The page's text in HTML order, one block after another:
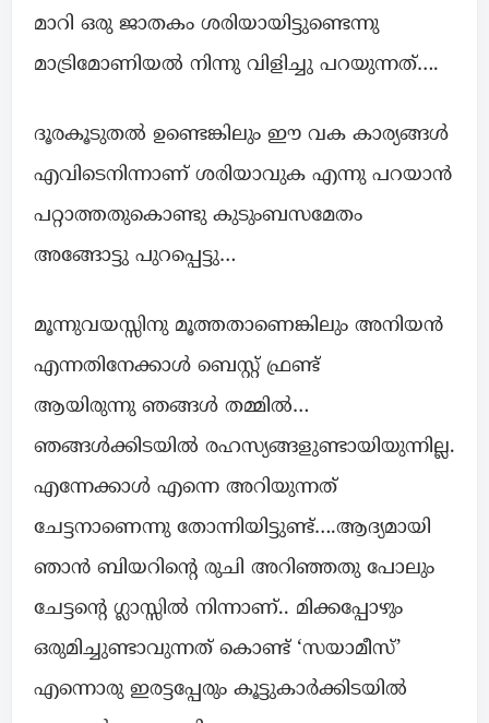
മാറി ഒരു ജാതകം ശരിയായിട്ടുണ്ടെന്നു
മാട്രിമോണിയൽ നിന്നു വിളിച്ചു പറയുന്നത്….
ദൂരകൂടുതൽ ഉണ്ടെങ്കിലും ഈ വക കാര്യങ്ങൾ
എവിടെനിന്നാണ് ശരിയാവുക എന്നു പറയാൻ
പറ്റാത്തതുകൊണ്ടു കുടുംബസമേതം
അങ്ങോട്ടു പുറപ്പെട്ടു…
മൂന്നുവയസ്സിനു മൂത്തതാണെങ്കിലും അനിയൻ
എന്നതിനേക്കാൾ ബെസ്റ്റ് ഫ്രണ്ട്
ആയിരുന്നു ഞങ്ങൾ തമ്മിൽ…
ഞങ്ങൾക്കിടയിൽ രഹസ്യങ്ങളുണ്ടായിയുന്നില്ല.
എന്നേക്കാൾ എന്നെ അറിയുന്നത്
ചേട്ടനാണെന്നു തോന്നിയിട്ടുണ്ട്‌….ആദ്യമായി
ഞാൻ ബിയറിന്റെ രുചി അറിഞ്ഞതു പോലും
ചേട്ടന്റെ ഗ്ലാസ്സിൽ നിന്നാണ്.. മിക്കപ്പോഴും
ഒരുമിച്ചുണ്ടാവുന്നത് കൊണ്ട് ‘സയാമീസ്’
എന്നൊരു ഇരട്ടപ്പേരും കൂട്ടുകാർക്കിടയിൽ